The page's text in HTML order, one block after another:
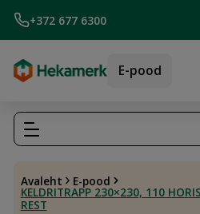
+372 677 6300
E-pood
Avaleht E-pood
KELDRITRAPP 230×230, 110
REST